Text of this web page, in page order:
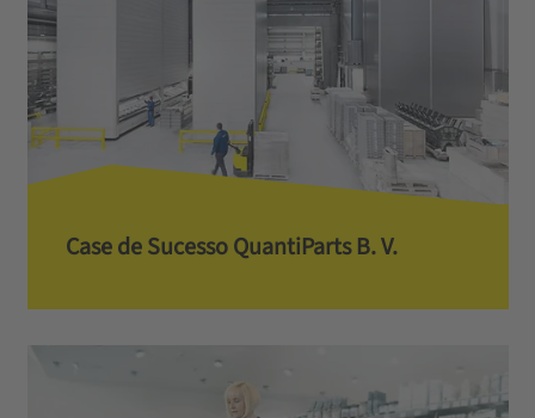
Case de Sucesso QuantiParts B. V.